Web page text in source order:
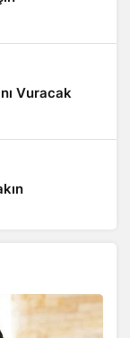
Vuracak